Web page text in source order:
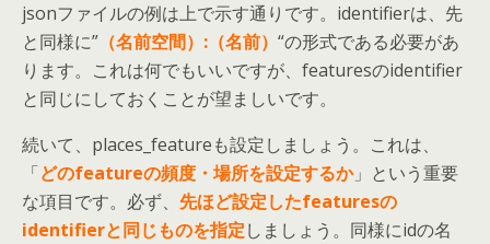
jsonファイルの例は上で示す通りです。identifierは、先
と同様に” （名前空間）:（名前） “の形式である必要があ
ります。これは何でもいいですが、featuresのidentifier
と同じにしておくことが望ましいです。
続いて、places_featureも設定しましょう。これは、
「どのfeatureの頻度・場所を設定するか」という重要
な項目です。必ず、 先ほど設定したfeaturesの
identifierと同じものを指定しましょう。同様にidの名